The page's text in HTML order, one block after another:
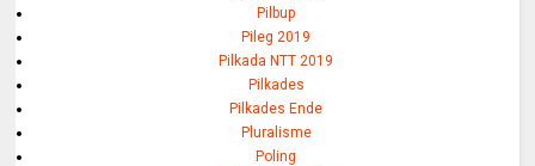
Pilbup
Pileg 2019
Pilkada NTT 2019
Pilkades
Pilkades Ende
Pluralisme
Poling